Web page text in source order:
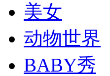
消防员救轻生者
纽约上演“枕头大战”
美女
动物世界
BABY秀